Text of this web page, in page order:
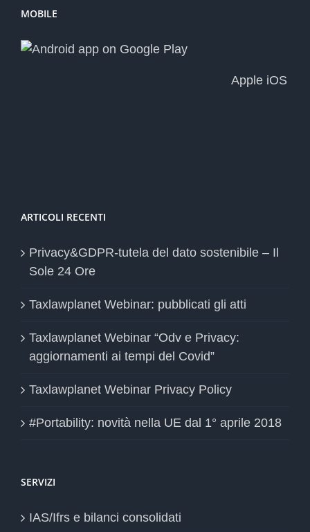
MOBILE
Apple iOS
ARTICOLI RECENTI
Privacy&GDPR-tutela del dato sostenibile – Il
Sole 24 Ore
Taxlawplanet Webinar: pubblicati gli atti
Taxlawplanet Webinar “Odv e Privacy:
aggiornamenti ai tempi del Covid”
Taxlawplanet Webinar Privacy Policy
#Portability: novità nella UE dal 1° aprile 2018
SERVIZI
IAS/Ifrs e bilanci consolidati